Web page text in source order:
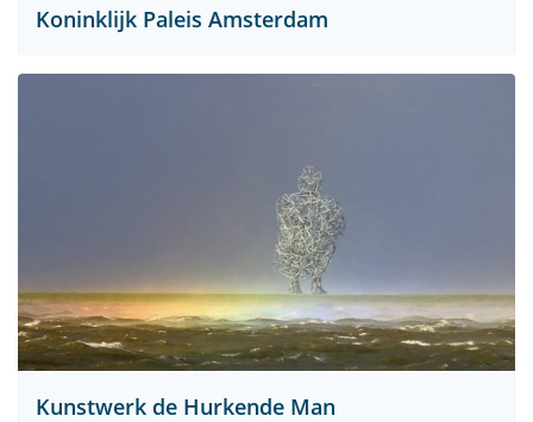
Koninklijk Paleis Amsterdam
Kunstwerk de Hurkende Man